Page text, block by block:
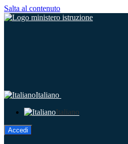
Salta al contenuto
Italiano
Italiano
Accedi